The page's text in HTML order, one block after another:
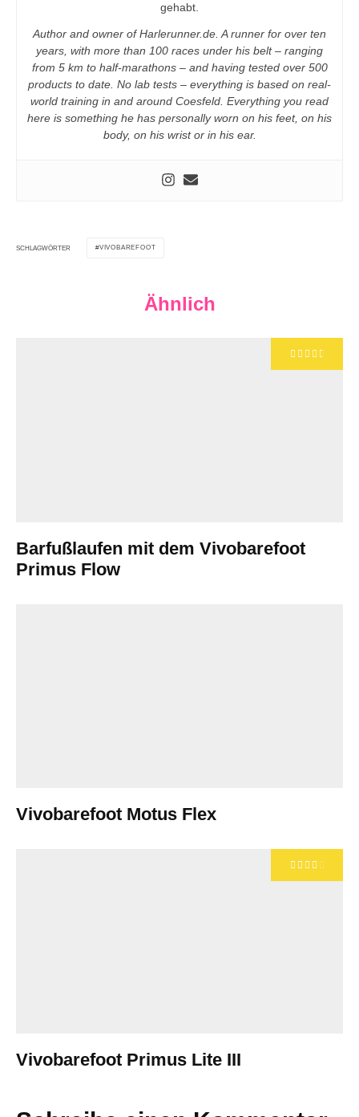
gehabt.
Author and owner of Harlerunner.de. A runner for over ten
years, with more than 100 races under his belt – ranging
from 5 km to half-marathons – and having tested over 500
products to date. No lab tests – everything is based on real-
world training in and around Coesfeld. Everything you read
here is something he has personally worn on his feet, on his
body, on his wrist or in his ear.
SCHLAGWÖRTER VIVOBAREFOOT
Ähnlich
Barfußlaufen mit dem Vivobarefoot
Primus Flow
Vivobarefoot Motus Flex
Vivobarefoot Primus Lite III